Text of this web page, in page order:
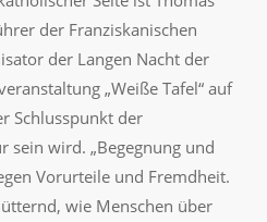
der Franziskanischen
der Langen Nacht der
„Weiße Tafel“ auf
Schlusspunkt der
sein wird. „Begegnung und
Vorurteile und Fremdheit.
wie Menschen über